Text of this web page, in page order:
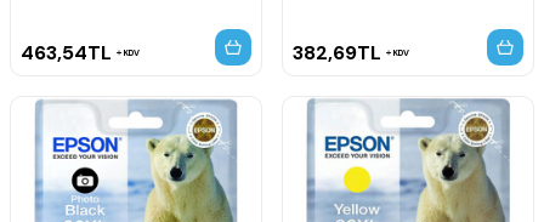
463,54TL KDV 382,69TL KDV